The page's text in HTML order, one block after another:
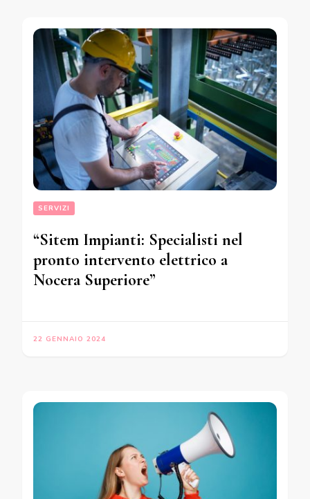
SERVIZI
“Sitem Impianti: Specialisti nel
pronto intervento elettrico a
Nocera Superiore”
22 GENNAIO 2024